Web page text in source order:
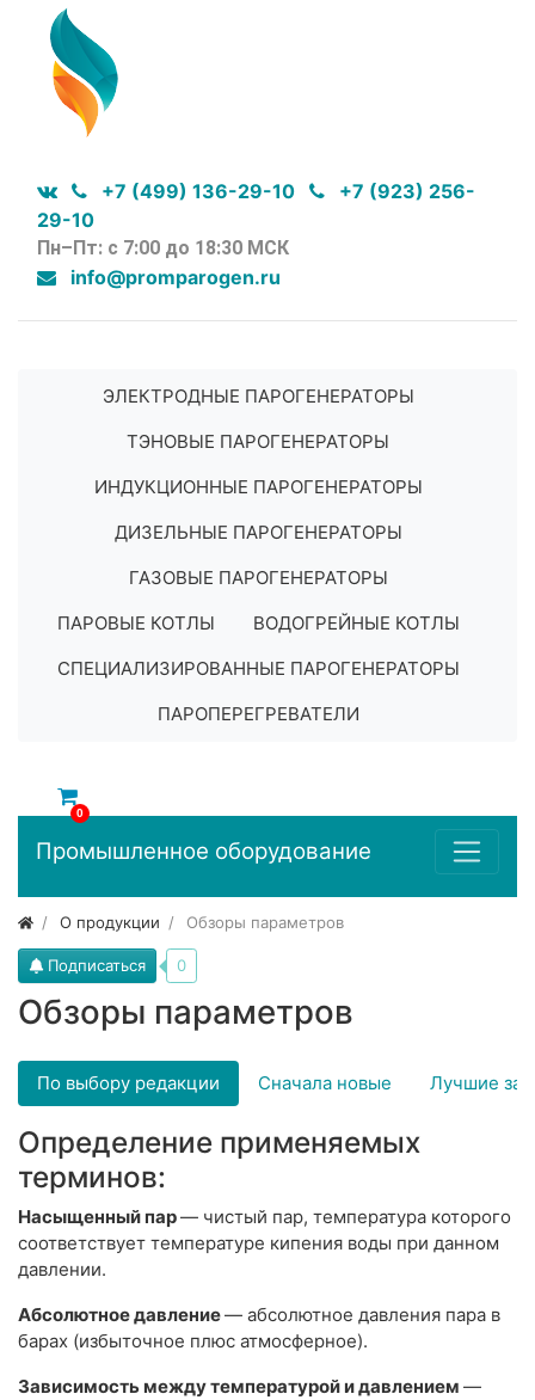
+7 (499) 136-29-10
+7 (923) 256-
29-10
Пн–Пт: с 7:00 до 18:30 МСК
info@promparogen.ru
ЭЛЕКТРОДНЫЕ ПАРОГЕНЕРАТОРЫ
ТЭНОВЫЕ ПАРОГЕНЕРАТОРЫ
ИНДУКЦИОННЫЕ ПАРОГЕНЕРАТОРЫ
ДИЗЕЛЬНЫЕ ПАРОГЕНЕРАТОРЫ
ГАЗОВЫЕ ПАРОГЕНЕРАТОРЫ
ПАРОВЫЕ КОТЛЫ
ВОДОГРЕЙНЫЕ КОТЛЫ
СПЕЦИАЛИЗИРОВАННЫЕ ПАРОГЕНЕРАТОРЫ
ПАРОПЕРЕГРЕВАТЕЛИ
0
Промышленное оборудование
О продукции Обзоры параметров
Обзоры параметров
Подписаться 0
По выбору редакции Сначала новые Лучшие за
Определение применяемых
терминов:
Насыщенный пар— чистый пар, температура которого
соответствует температуре кипения воды при данном
давлении.
Абсолютное давление— абсолютное давления пара в
барах (избыточное плюс атмосферное).
Зависимость между температурой и давлением —